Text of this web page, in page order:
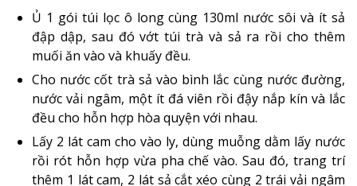
Ủ 1 gói túi lọc ô long cùng 130ml nước sôi và ít sả
đập dập, sau đó vớt túi trà và sả ra rồi cho thêm
muối ăn vào và khuấy đều.
Cho nước cốt trà sả vào bình lắc cùng nước đường,
nước vải ngâm, một ít đá viên rồi đậy nắp kín và lắc
đều cho hỗn hợp hòa quyện với nhau.
Lấy 2 lát cam cho vào ly, dùng muỗng dằm lấy nước
rồi rót hỗn hợp vừa pha chế vào. Sau đó, trang trí
thêm 1 lát cam, 2 lát sả cắt xéo cùng 2 trái vải ngâm